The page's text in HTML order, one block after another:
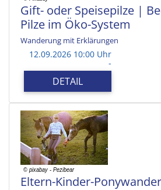
Gift- oder Speisepilze |
Pilze im Öko-System
Wanderung mit Erklärungen
12.09.2026 10:00 Uhr
-
DETAIL
Eltern-Kinder-